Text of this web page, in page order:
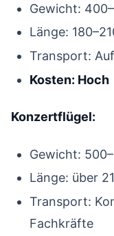
Gewicht:
Länge:
Transport:
Kosten: Hoch
Konzertflügel:
Gewicht:
Länge: über
Transport:
Fachkräfte